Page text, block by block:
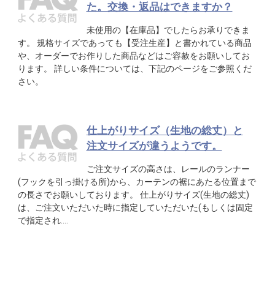
た。交換・返品はできますか？
未使用の【在庫品】でしたらお承りできま
す。 規格サイズであっても【受注生産】と書かれている商品
や、オーダーでお作りした商品などはご容赦をお願いしてお
ります。 詳しい条件については、下記のページをご参照くだ
さい。
仕上がりサイズ（生地の総丈）と
注文サイズが違うようです。
ご注文サイズの高さは、レールのランナー
(フックを引っ掛ける所)から、カーテンの裾にあたる位置まで
の長さでお願いしております。 仕上がりサイズ(生地の総丈)
は、ご注文いただいた時に指定していただいた(もしくは固定
で指定され….